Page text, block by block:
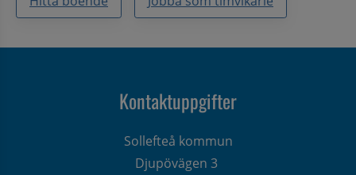
Kontaktuppgifter
Sollefteå kommun
Djupövägen 3